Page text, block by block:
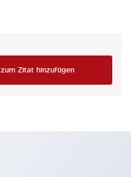
zum Zitat hinzufügen